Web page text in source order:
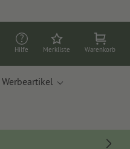
Hilfe Merkliste Warenkorb
Werbeartikel